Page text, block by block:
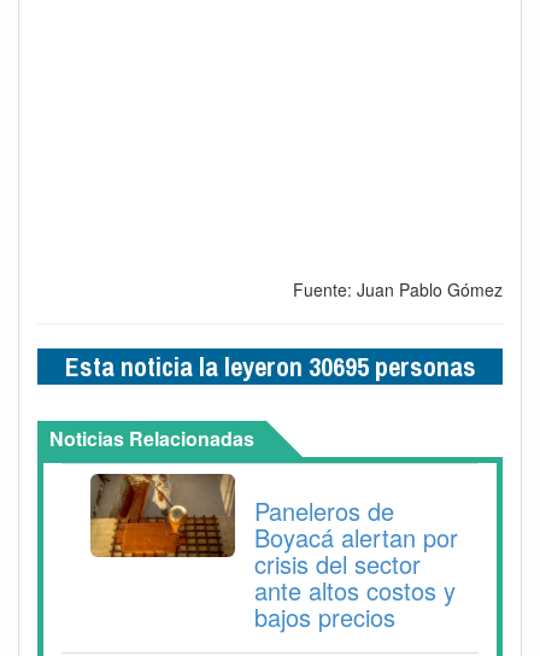
Fuente: Juan Pablo Gómez
Esta noticia la leyeron 30695 personas
Noticias Relacionadas
Paneleros de
Boyacá alertan por
crisis del sector
ante altos costos y
bajos precios